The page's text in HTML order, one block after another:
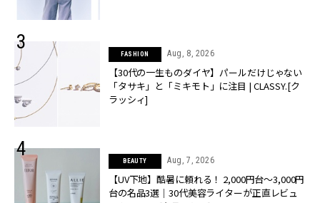
FASHION Aug, 8, 2026
【30代の一生ものダイヤ】パールだけじゃない
「タサキ」と「ミキモト」に注目 | CLASSY.[ク
ラッシィ]
BEAUTY Aug, 7, 2026
【UV下地】酷暑に頼れる！ 2,000円台〜3,000円
台の名品3選｜30代美容ライターが正直レビュ